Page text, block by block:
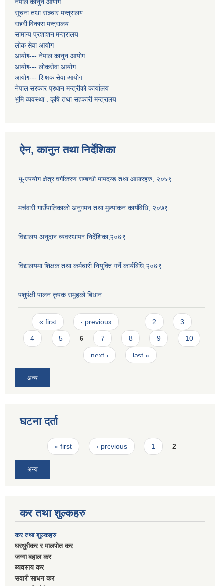
नेपाल कानुन आयोग
सूचना तथा सञ्चार मन्त्रालय
सहरी विकास मन्त्रालय
सामान्य प्रशाशन मन्त्रालय
लोक सेवा आयोग
आयोग--- नेपाल कानुन आयोग
आयोग--- लोकसेवा आयोग
आयोग--- शिक्षक सेवा आयोग
नेपाल सरकार प्रधान मन्त्रीको कार्यालय
भुमि व्यवस्था , कृषि तथा सहकारी मन्त्रालय
ऐन, कानुन तथा निर्देशिका
भू-उपयोग क्षेत्र वर्गीकरण सम्बन्धी मापदण्ड तथा आधारहरु, २०७९
मर्चवारी गाउँपालिकाकाे अनुगमन तथा मुल्यांकन कार्यविधि, २०७९
विद्यालय अनुदान व्यवस्थापन निर्देशिका,२०७९
विद्यालयमा शिक्षक तथा कर्मचारी नियुक्ति गर्ने कार्यबिधि,२०७९
पशुपंक्षी पालन कृषक समुहको बिधान
Pages
« first ‹ previous 2 3
4 5 6 7 8 9 10
next › last »
अन्य
घटना दर्ता
Pages« first ‹ previous 1 2
अन्य
कर तथा शुल्कहरु
कर तथा शुल्कहरु
घरधुरीकर र मालपाेत कर
जग्गा बहाल कर
ब्यवसाय कर
सवारी साधन कर